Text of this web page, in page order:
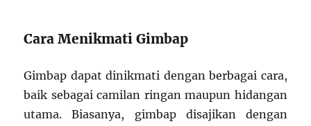
Cara Menikmati Gimbap
Gimbap dapat dinikmati dengan berbagai cara,
baik sebagai camilan ringan maupun hidangan
utama. Biasanya, gimbap disajikan dengan